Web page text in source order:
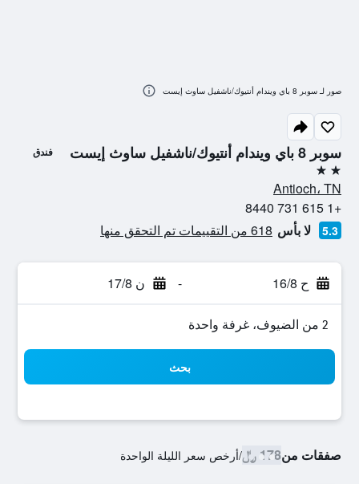
سوبر 8 باي ويندام أنتيوك/ناشفيل ساوث إيست فندق
2 نجمتين
Antioch، TN
+1 615 731 8440
5.3 لا بأس 618 من التقييمات تم التحقق منها
ح 16/8 - ن 17/8
2 من الضيوف، غرفة واحدة
بحث
صفقات من178 ﷼ /أرخص سعر الليلة الواحدة
صور لـ سوبر 8 باي ويندام أنتيوك/ناشفيل ساوث إيست